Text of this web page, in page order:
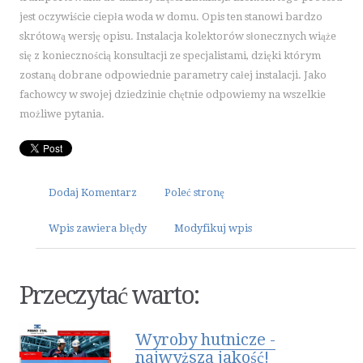
ART. SPOŻYWCZE
INNE SKLEPY
ELEKTRONARZĘDZIA
TRANSPORT
WYNAJEM
PUBLIC RELATIONS
MATERIAŁY REKLAMOWE
jest oczywiście ciepła woda w domu. Opis ten stanowi bardzo
skrótową wersję opisu. Instalacja kolektorów słonecznych wiąże
się z koniecznością konsultacji ze specjalistami, dzięki którym
zostaną dobrane odpowiednie parametry całej instalacji. Jako
fachowcy w swojej dziedzinie chętnie odpowiemy na wszelkie
możliwe pytania.
Dodaj Komentarz Poleć stronę
Wpis zawiera błędy Modyfikuj wpis
Przeczytać warto:
Wyroby hutnicze -
najwyższa jakość!